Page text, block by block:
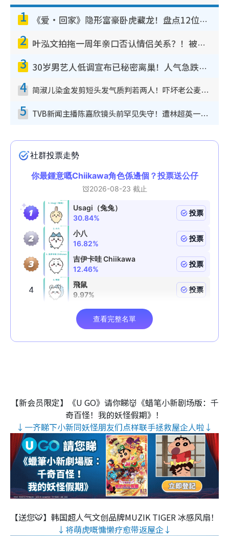
1 《爱·回家》隐形富豪卧虎藏龙！盘点12位财气逼人的有钱艺人：这位美女3亿身家不愁做
2 叶泓文拍拖一周年亲口否认情侣关系？！被质疑感情造假竟称GM“普通同事”
3 30岁男艺人低调宣布已秘密离巢！人气急跌变失踪人口：“这几年过得并不容易”
4 简淑儿染金发剪短头发气质判若两人！吓坏老公麦大力都认不出：“你做什么？”
5 TVB新闻主播陈嘉欣镜头前罕见失守！遭林超英一句话突袭吓坏当场大笑
【新会员限定】《U GO》请你睇👹《蜡笔小新剧场版：千
奇百怪！我的妖怪假期》！
↓一齐睇下小新同妖怪朋友们点样联手拯救屋企人啦↓
【送您🐯】韩国超人气文创品牌MUZIK TIGER 冰感风扇！
↓将萌虎嘅慵懒疗愈带返屋企↓